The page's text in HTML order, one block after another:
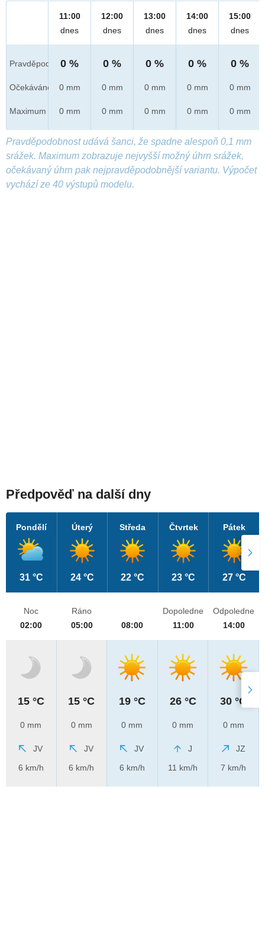
Pravděpod.
Očekáváno
Maximum
11:00
dnes
0 %
0 mm
0 mm
12:00
dnes
0 %
0 mm
0 mm
13:00
dnes
0 %
0 mm
0 mm
14:00
dnes
0 %
0 mm
0 mm
15:00
dnes
0 %
0 mm
0 mm
Pravděpodobnost udává šanci, že spadne alespoň 0,1 mm
srážek. Maximum zobrazuje nejvyšší možný úhrn srážek,
očekávaný úhrn pak nejpravděpodobnější variantu. Výpočet
vychází ze 40 výstupů modelu.
Předpověď na další dny
Pondělí
31 °C
Úterý
24 °C
Středa
22 °C
Čtvrtek
23 °C
Pátek
27 °C
Noc
02:00
15 °C
0 mm
JV
6 km/h
Ráno
05:00
15 °C
0 mm
JV
6 km/h
08:00
19 °C
0 mm
JV
6 km/h
Dopoledne
11:00
26 °C
0 mm
J
11 km/h
Odpoledne
14:00
30 °C
0 mm
JZ
7 km/h